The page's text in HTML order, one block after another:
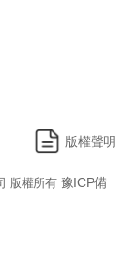
版權聲明
版權所有 豫ICP備